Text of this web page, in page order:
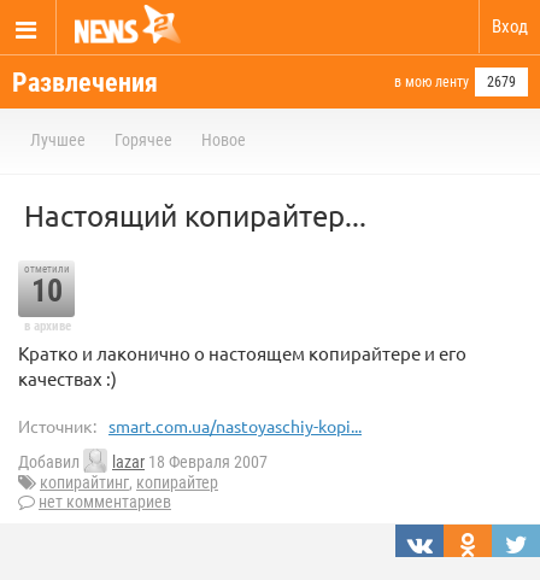
Вход
Развлечения в мою ленту 2679
Лучшее Горячее Новое
Настоящий копирайтер...
отметили
10
в архиве
Кратко и лаконично о настоящем копирайтере и его
качествах :)
Источник: smart.com.ua/nastoyaschiy-kopi...
Добавил lazar 18 Февраля 2007
копирайтинг, копирайтер
нет комментариев